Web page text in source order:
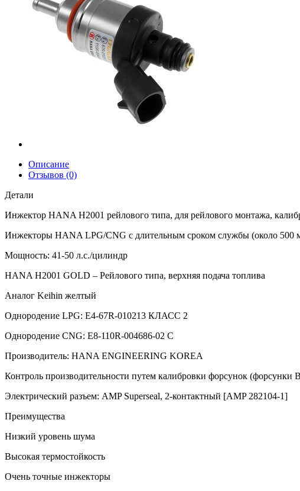
Описание
Отзывов (0)
Детали
Инжектор HANA H2001 рейлового типа, для рейлового монтажа,
Инжекторы HANA LPG/CNG с длительным сроком службы (около 500
Мощность: 41-50 л.с./цилиндр
HANA H2001 GOLD – Рейлового типа, верхняя подача топлива
Аналог Keihin желтый
Однородение LPG: E4-67R-010213 КЛАСС 2
Однородение CNG: E8-110R-004686-02 C
Производитель: HANA ENGINEERING KOREA
Контроль производительности путем калибровки форсунок (форсунки
Электрический разъем: AMP Superseal, 2-контактный [AMP 282104-1]
Преимущества
Низкий уровень шума
Высокая термостойкость
Очень точные инжекторы